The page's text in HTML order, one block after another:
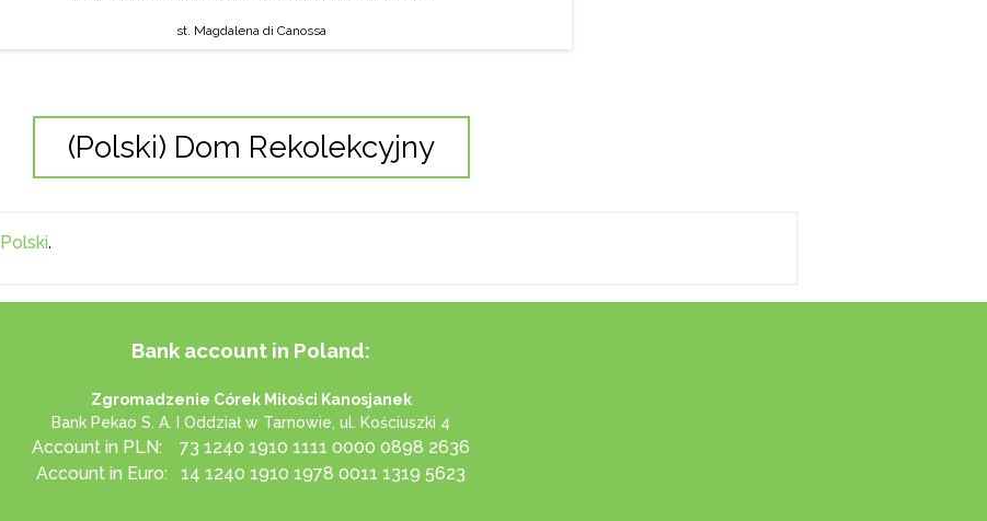
st. Magdalena di Canossa
(Polski) Dom Rekolekcyjny
Polski.
Bank account in Poland:
Zgromadzenie Córek Miłości Kanosjanek
Bank Pekao S. A. I Oddział w Tarnowie, ul. Kościuszki 4
Account in PLN: 73 1240 1910 1111 0000 0898 2636
Account in Euro: 14 1240 1910 1978 0011 1319 5623